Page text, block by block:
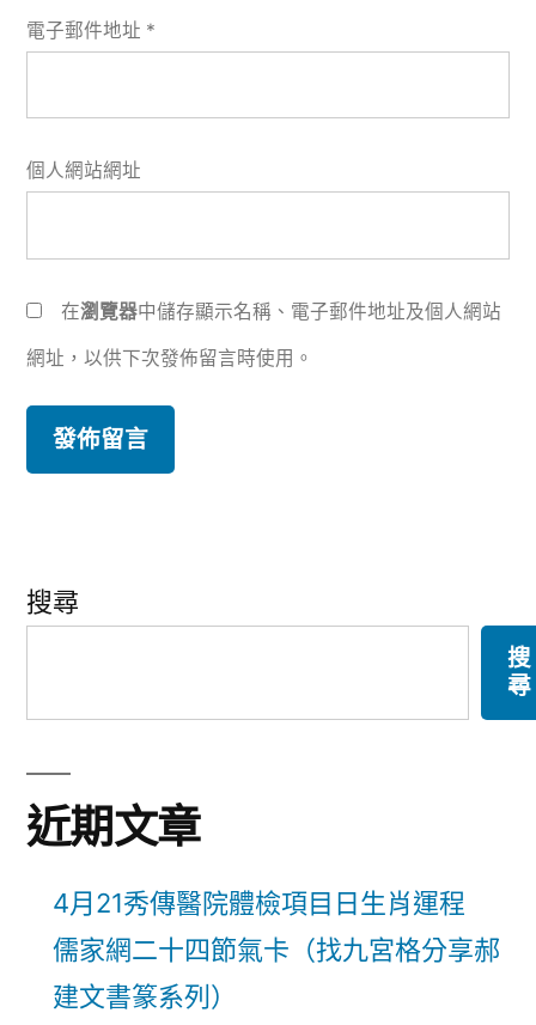
電子郵件地址 *
個人網站網址
在瀏覽器中儲存顯示名稱、電子郵件地址及個人網站
網址，以供下次發佈留言時使用。
搜尋
搜
尋
近期文章
4月21秀傳醫院體檢項目日生肖運程
儒家網二十四節氣卡（找九宮格分享郝
建文書篆系列）